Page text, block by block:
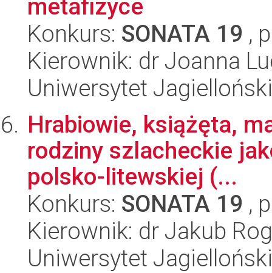
metafizyce
Konkurs: SONATA 19 ,
Kierownik: dr Joanna
Uniwersytet
Hrabiowie, książęta,
rodziny szlacheckie
polsko-litewskiej (...
Konkurs: SONATA 19 ,
Kierownik: dr Jakub
Uniwersytet